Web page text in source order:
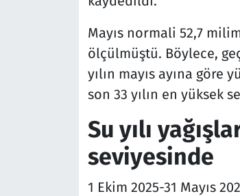
Mayıs normali 52,7
ölçülmüştü. Böylece,
yılın mayıs ayına göre
son 33 yılın en yüksek
Su yılı
seviyesinde
1 Ekim 2025-31 Mayıs